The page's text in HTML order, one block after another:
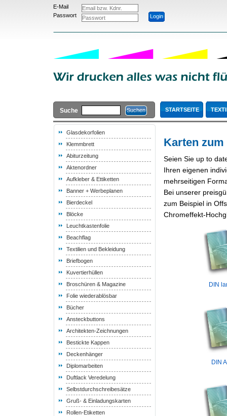
E-Mail
Passwort
Suche STARTSEITE
Glasdekorfolien
Klemmbrett
Abiturzeitung
Aktenordner
Aufkleber & Ettiketten
Banner + Werbeplanen
Bierdeckel
Blöcke
Leuchtkastenfolie
Beachflag
Textilien und Bekleidung
Briefbogen
Kuvertierhüllen
Broschüren & Magazine
Folie wiederablösbar
Bücher
Ansteckbuttons
Architekten-Zeichnungen
Bestickte Kappen
Deckenhänger
Diplomarbeiten
Duftlack Veredelung
Selbstdurchschreibesätze
Gruß- & Einladungskarten
Rollen-Etiketten
Karten
Seien Sie up to
Ihren eigenen
mehrseitigen
Bei unserer
zum Beispiel in
Chromeffekt-
DIN
DIN